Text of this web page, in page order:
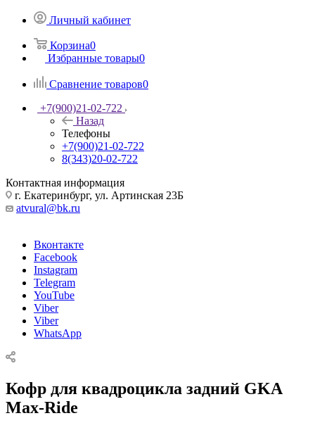
Личный кабинет
Корзина0
Избранные товары0
Сравнение товаров0
+7(900)21-02-722
Назад
Телефоны
+7(900)21-02-722
8(343)20-02-722
Контактная информация
г. Екатеринбург, ул. Артинская 23Б
atvural@bk.ru
Вконтакте
Facebook
Instagram
Telegram
YouTube
Viber
Viber
WhatsApp
Кофр для квадроцикла задний GKA
Max-Ride